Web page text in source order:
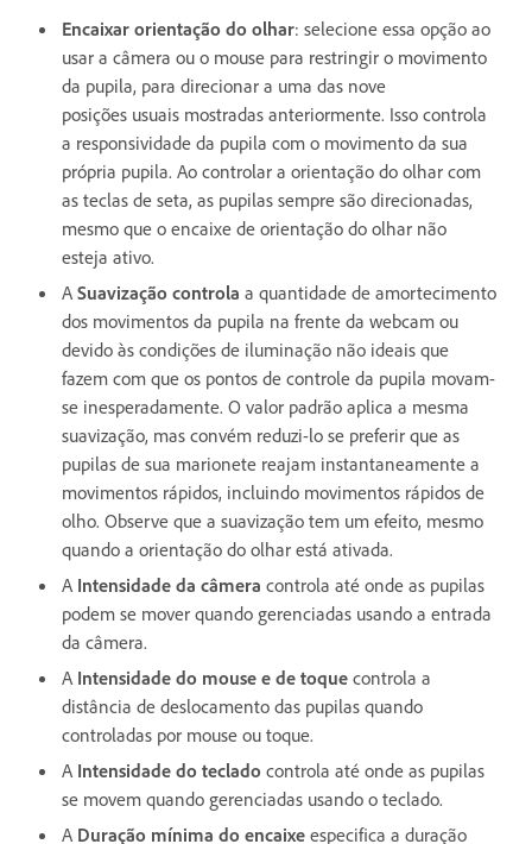
Encaixar orientação do olhar: selecione essa opção ao
usar a câmera ou o mouse para restringir o movimento
da pupila, para direcionar a uma das nove
posições usuais mostradas anteriormente. Isso controla
a responsividade da pupila com o movimento da sua
própria pupila. Ao controlar a orientação do olhar com
as teclas de seta, as pupilas sempre são direcionadas,
mesmo que o encaixe de orientação do olhar não
esteja ativo.
A Suavização controla a quantidade de amortecimento
dos movimentos da pupila na frente da webcam ou
devido às condições de iluminação não ideais que
fazem com que os pontos de controle da pupila movam-
se inesperadamente. O valor padrão aplica a mesma
suavização, mas convém reduzi-lo se preferir que as
pupilas de sua marionete reajam instantaneamente a
movimentos rápidos, incluindo movimentos rápidos de
olho. Observe que a suavização tem um efeito, mesmo
quando a orientação do olhar está ativada.
A Intensidade da câmera controla até onde as pupilas
podem se mover quando gerenciadas usando a entrada
da câmera.
A Intensidade do mouse e de toque controla a
distância de deslocamento das pupilas quando
controladas por mouse ou toque.
A Intensidade do teclado controla até onde as pupilas
se movem quando gerenciadas usando o teclado.
A Duração mínima do encaixe especifica a duração